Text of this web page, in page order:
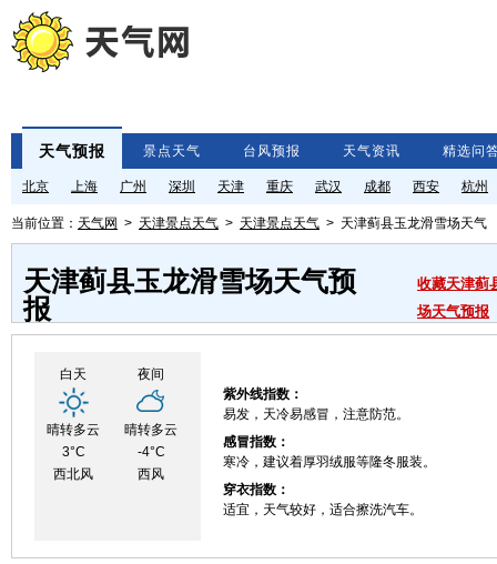
天气预报 景点天气 台风预报 天气资讯 精选问
北京 上海 广州 深圳 天津 重庆 武汉 成都 西安 杭州
当前位置： 天气网 > 天津景点天气 > 天津景点天气 > 天津蓟县玉龙滑雪场天气
天津蓟县玉龙滑雪场天气预
报
收藏天津蓟
场天气预报
白天
晴转多云
3°C
西北风
夜间
晴转多云
-4°C
西风
紫外线指数：
易发，天冷易感冒，注意防范。
感冒指数：
寒冷，建议着厚羽绒服等隆冬服装。
穿衣指数：
适宜，天气较好，适合擦洗汽车。